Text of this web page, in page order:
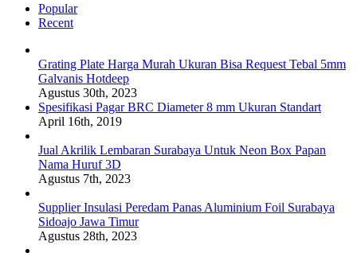
Popular
Recent
Grating Plate Harga Murah Ukuran Bisa Request Tebal 5mm
Galvanis Hotdeep
Agustus 30th, 2023
Spesifikasi Pagar BRC Diameter 8 mm Ukuran Standart
April 16th, 2019
Jual Akrilik Lembaran Surabaya Untuk Neon Box Papan
Nama Huruf 3D
Agustus 7th, 2023
Supplier Insulasi Peredam Panas Aluminium Foil Surabaya
Sidoajo Jawa Timur
Agustus 28th, 2023